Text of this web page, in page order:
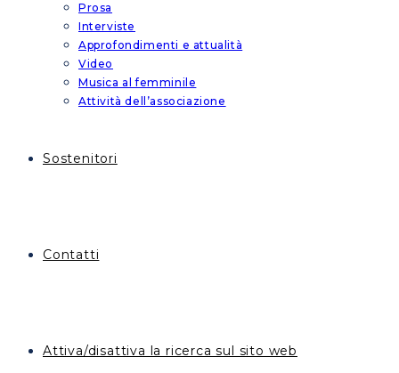
Prosa
Interviste
Approfondimenti e attualità
Video
Musica al femminile
Attività dell’associazione
Sostenitori
Contatti
Attiva/disattiva la ricerca sul sito web